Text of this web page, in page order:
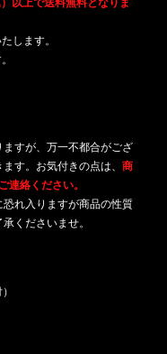
します。
すが、万一不都合がござ
す。お気付きの点は、 商
絡ください。
れ入りますが商品の性質
くださいませ。